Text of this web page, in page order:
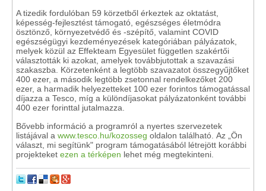
A tizedik fordulóban 59 körzetből érkeztek az oktatást,
képesség-fejlesztést támogató, egészséges életmódra
ösztönző, környezetvédő és -szépítő, valamint COVID
egészségügyi kezdeményezések kategóriában pályázatok,
melyek közül az Effekteam Egyesület független szakértői
választották ki azokat, amelyek továbbjutottak a szavazási
szakaszba. Körzetenként a legtöbb szavazatot összegyűjtőket
400 ezer, a második legtöbb zsetonnal rendelkezőket 200
ezer, a harmadik helyezetteket 100 ezer forintos támogatással
díjazza a Tesco, míg a különdíjasokat pályázatonként további
400 ezer forinttal jutalmazza.
Bővebb információ a programról a nyertes szervezetek
listájával a www.tesco.hu/kozosseg oldalon található. Az „Ön
választ, mi segítünk" program támogatásából létrejött korábbi
projekteket ezen a térképen lehet még megtekinteni.